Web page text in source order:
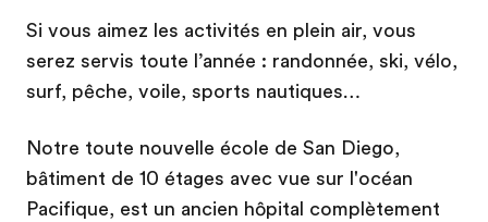
Si vous aimez les activités en plein air, vous
serez servis toute l’année : randonnée, ski, vélo,
surf, pêche, voile, sports nautiques…
Notre toute nouvelle école de San Diego,
bâtiment de 10 étages avec vue sur l'océan
Pacifique, est un ancien hôpital complètement